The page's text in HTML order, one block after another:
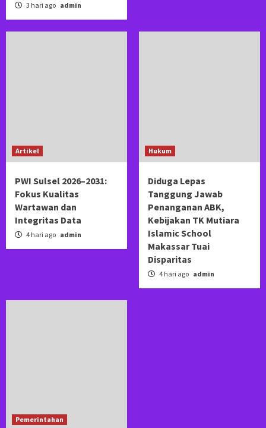
3 hari ago admin
Artikel
PWI Sulsel 2026–2031:
Fokus Kualitas
Wartawan dan
Integritas Data
4 hari ago admin
Hukum
Diduga Lepas
Tanggung Jawab
Penanganan ABK,
Kebijakan TK Mutiara
Islamic School
Makassar Tuai
Disparitas
4 hari ago admin
Pemerintahan